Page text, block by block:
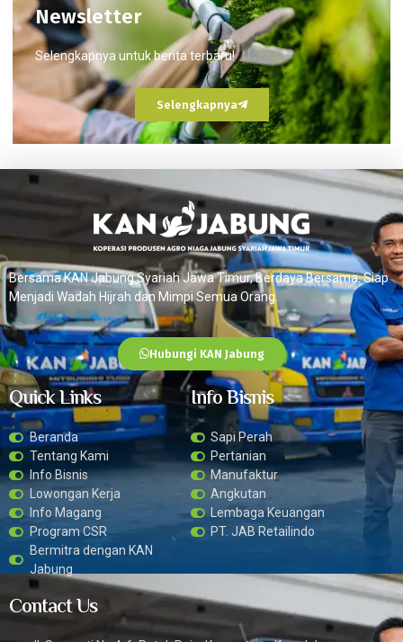
Newsletter
Selengkapnya untuk berita terbaru!
Selengkapnya
Bersama KAN Jabung Syariah Jawa Timur, Berdaya Bersama. Siap
Menjadi Wadah Hijrah dan Mimpi Semua Orang.
Hubungi KAN Jabung
Quick Links
Beranda
Tentang Kami
Info Bisnis
Lowongan Kerja
Info Magang
Program CSR
Bermitra dengan KAN
Jabung
Info Bisnis
Sapi Perah
Pertanian
Manufaktur
Angkutan
Lembaga Keuangan
PT. JAB Retailindo
Contact Us